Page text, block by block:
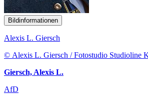
Bildinformationen
Alexis L. Giersch
© Alexis L. Giersch / Fotostudio Studioline
Giersch, Alexis L.
AfD